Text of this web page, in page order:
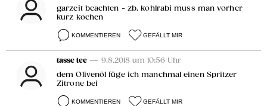
garzeit beachten - zb. kohlrabi muss man vorher
kurz kochen
KOMMENTIEREN GEFÄLLT MIR
tasse tee — 9.8.2018 um 10:56 Uhr
dem Olivenöl füge ich manchmal einen Spritzer
Zitrone bei
KOMMENTIEREN GEFÄLLT MIR